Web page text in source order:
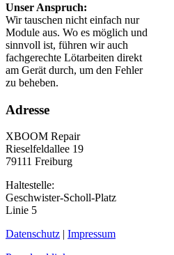
Unser Anspruch:
Wir tauschen nicht einfach nur
Module aus. Wo es möglich und
sinnvoll ist, führen wir auch
fachgerechte Lötarbeiten direkt
am Gerät durch, um den Fehler
zu beheben.
Adresse
XBOOM Repair
Rieselfeldallee 19
79111 Freiburg
Haltestelle:
Geschwister-Scholl-Platz
Linie 5
Datenschutz | Impressum